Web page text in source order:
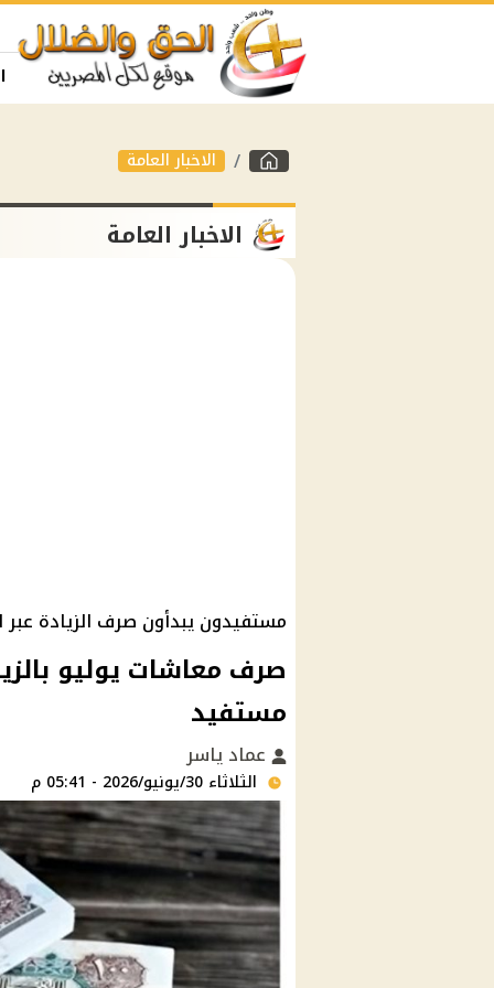
الاخبار العامة
الاخبار العامة
مستفيدون يبدأون صرف الزيادة عبر
مستفيد
عماد ياسر
الثلاثاء 30/يونيو/2026 - 05:41 م